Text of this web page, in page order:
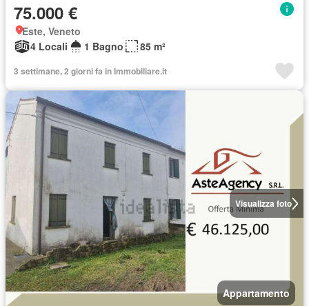
75.000 €
Este, Veneto
4 Locali
1 Bagno 85 m²
3 settimane, 2 giorni fa in Immobiliare.it
Visualizza foto
Appartamento